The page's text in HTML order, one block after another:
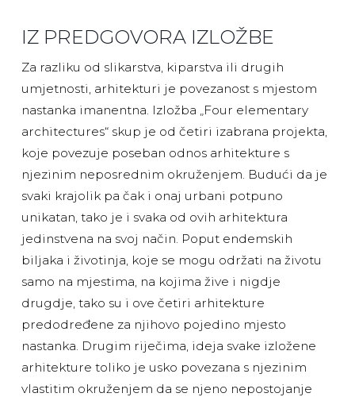
IZ PREDGOVORA IZLOŽBE
Za razliku od slikarstva, kiparstva ili drugih
umjetnosti, arhitekturi je povezanost s mjestom
nastanka imanentna. Izložba „Four elementary
architectures“ skup je od četiri izabrana projekta,
koje povezuje poseban odnos arhitekture s
njezinim neposrednim okruženjem. Budući da je
svaki krajolik pa čak i onaj urbani potpuno
unikatan, tako je i svaka od ovih arhitektura
jedinstvena na svoj način. Poput endemskih
biljaka i životinja, koje se mogu održati na životu
samo na mjestima, na kojima žive i nigdje
drugdje, tako su i ove četiri arhitekture
predodređene za njihovo pojedino mjesto
nastanka. Drugim riječima, ideja svake izložene
arhitekture toliko je usko povezana s njezinim
vlastitim okruženjem da se njeno nepostojanje